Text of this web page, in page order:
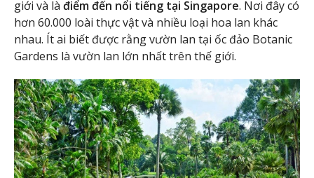
giới và là điểm đến nổi tiếng tại Singapore. Nơi đây có
hơn 60.000 loài thực vật và nhiều loại hoa lan khác
nhau. Ít ai biết được rằng vườn lan tại ốc đảo Botanic
Gardens là vườn lan lớn nhất trên thế giới.